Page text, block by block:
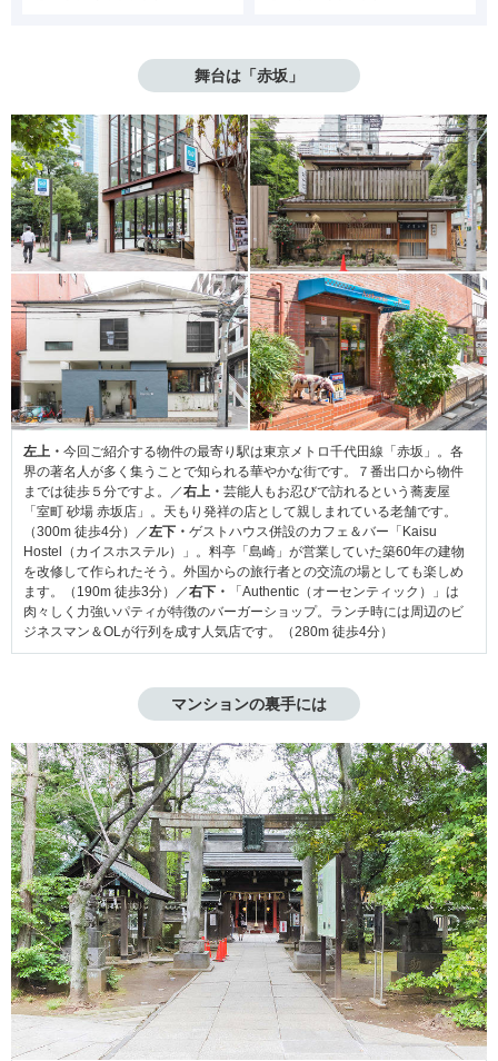
舞台は「赤坂」
左上・ 今回ご紹介する物件の最寄り駅は東京メトロ千代田線「赤坂」。各
界の著名人が多く集うことで知られる華やかな街です。７番出口から物件
までは徒歩５分ですよ。／右上・ 芸能人もお忍びで訪れるという蕎麦屋
「室町 砂場 赤坂店」。天もり発祥の店として親しまれている老舗です。
（300m 徒歩4分）／左下・ ゲストハウス併設のカフェ＆バー「Kaisu
Hostel（カイスホステル）」。料亭「島崎」が営業していた築60年の建物
を改修して作られたそう。外国からの旅行者との交流の場としても楽しめ
ます。（190m 徒歩3分）／右下・
「Authentic（オーセンティック）」は
肉々しく力強いパティが特徴のバーガーショップ。ランチ時には周辺のビ
ジネスマン＆OLが行列を成す人気店です。（280m 徒歩4分）
マンションの裏手には